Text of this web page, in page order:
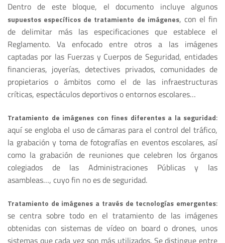
Dentro de este bloque, el documento incluye algunos
supuestos específicos de tratamiento de imágenes, con el fin
de delimitar más las especificaciones que establece el
Reglamento. Va enfocado entre otros a las imágenes
captadas por las Fuerzas y Cuerpos de Seguridad, entidades
financieras, joyerías, detectives privados, comunidades de
propietarios o ámbitos como el de las infraestructuras
críticas, espectáculos deportivos o entornos escolares…
Tratamiento de imágenes con fines diferentes a la seguridad:
aquí se engloba el uso de cámaras para el control del tráfico,
la grabación y toma de fotografías en eventos escolares, así
como la grabación de reuniones que celebren los órganos
colegiados de las Administraciones Públicas y las
asambleas…, cuyo fin no es de seguridad.
Tratamiento de imágenes a través de tecnologías emergentes:
se centra sobre todo en el tratamiento de las imágenes
obtenidas con sistemas de vídeo on board o drones, unos
sistemas que cada vez son más utilizados. Se distingue entre